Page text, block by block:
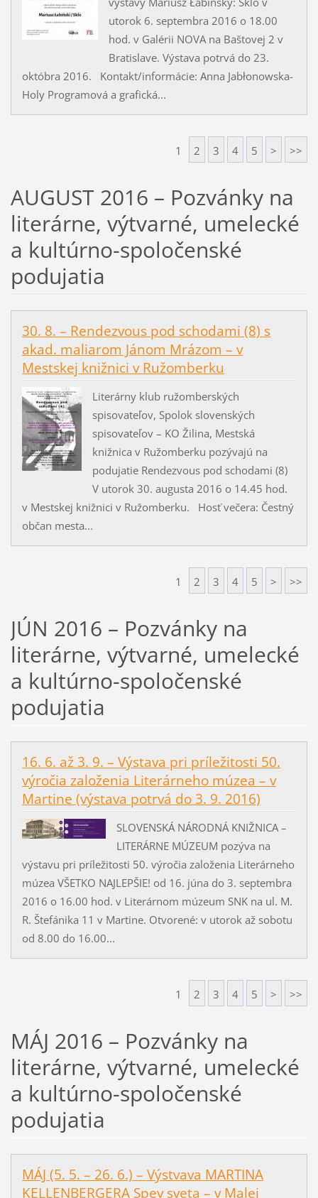
utorok 6. septembra 2016 o 18.00
hod. v Galérii NOVA na Baštovej 2 v
Bratislave. Výstava potrvá do 23.
októbra 2016. Kontakt/informácie: Anna Jabłonowska-
Holy Programová a grafická...
1 2 3 4 5 > >>
AUGUST 2016 – Pozvánky na
literárne, výtvarné, umelecké
a kultúrno-spoločenské
podujatia
30. 8. – Rendezvous pod schodami (8) s
akad. maliarom Jánom Mrázom – v
Mestskej knižnici v Ružomberku
Literárny klub ružomberských
spisovateľov, Spolok slovenských
spisovateľov – KO Žilina, Mestská
knižnica v Ružomberku pozývajú na
podujatie Rendezvous pod schodami (8)
V utorok 30. augusta 2016 o 14.45 hod.
v Mestskej knižnici v Ružomberku. Hosť večera: Čestný
občan mesta...
1 2 3 4 5 > >>
JÚN 2016 – Pozvánky na
literárne, výtvarné, umelecké
a kultúrno-spoločenské
podujatia
16. 6. až 3. 9. – Výstava pri príležitosti 50.
výročia založenia Literárneho múzea – v
Martine (výstava potrvá do 3. 9. 2016)
SLOVENSKÁ NÁRODNÁ KNIŽNICA –
LITERÁRNE MÚZEUM pozýva na
výstavu pri príležitosti 50. výročia založenia Literárneho
múzea VŠETKO NAJLEPŠIE! od 16. júna do 3. septembra
2016 o 16.00 hod. v Literárnom múzeum SNK na ul. M.
R. Štefánika 11 v Martine. Otvorené: v utorok až sobotu
od 8.00 do 16.00...
1 2 3 4 5 > >>
MÁJ 2016 – Pozvánky na
literárne, výtvarné, umelecké
a kultúrno-spoločenské
podujatia
MÁJ (5. 5. – 26. 6.) – Výstvava MARTINA
KELLENBERGERA Spev sveta – v Malej